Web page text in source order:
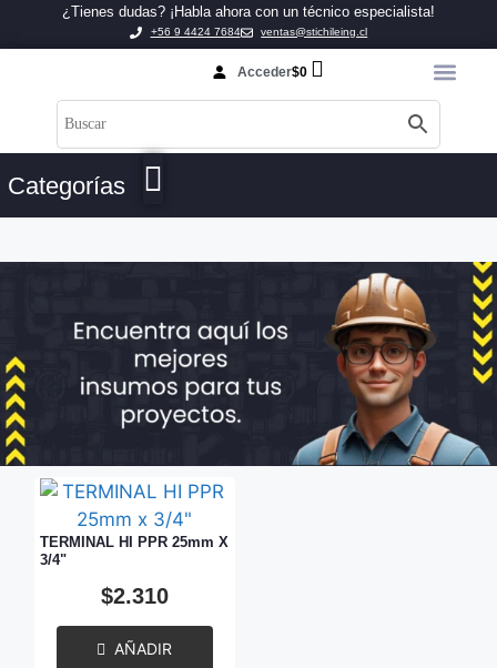
¿Tienes dudas? ¡Habla ahora con un técnico especialista!
+56 9 4424 7684 ventas@stichileing.cl
Acceder$0
Categorías
TERMINAL HI PPR 25mm X
3/4"
$2.310
AÑADIR